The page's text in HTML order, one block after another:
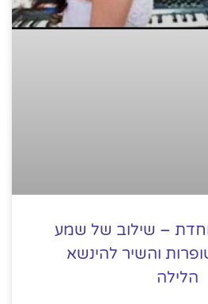
– שילוב של שמע
והשיר להינשא
הלילה